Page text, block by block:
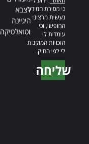
כי מסירת המידע
נעשית מרצוני
החופשי, וכי
עומדות לי
הזכויות המוקנות
לי לפי החוק.
שליחה
לצבא
היגיינה
וטואלטיקה